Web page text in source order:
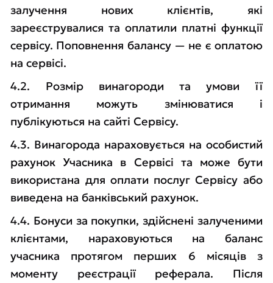
залучення нових клієнтів, які
зареєструвалися та оплатили платні функції
сервісу. Поповнення балансу — не є оплатою
на сервісі.
4.2. Розмір винагороди та умови її
отримання можуть змінюватися і
публікуються на сайті Сервісу.
4.3. Винагорода нараховується на особистий
рахунок Учасника в Сервісі та може бути
використана для оплати послуг Сервісу або
виведена на банківський рахунок.
4.4. Бонуси за покупки, здійснені залученими
клієнтами, нараховуються на баланс
учасника протягом перших 6 місяців з
моменту реєстрації реферала. Після